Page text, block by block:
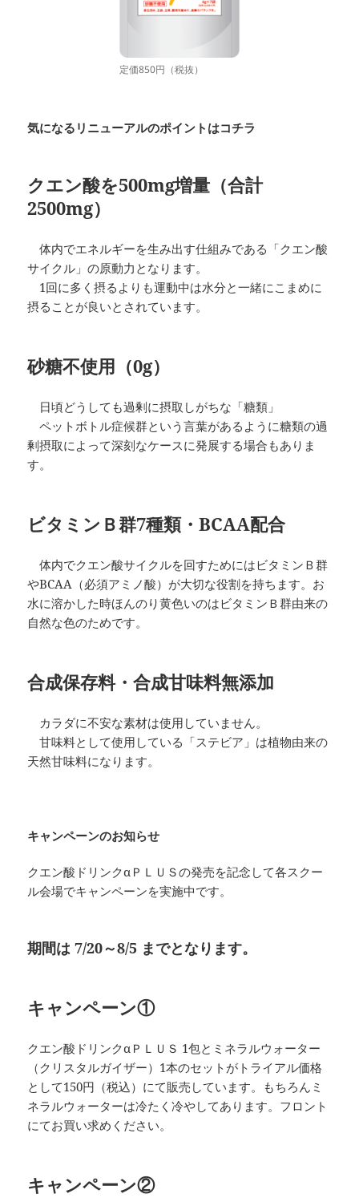
定価850円（税抜）
気になるリニューアルのポイントはコチラ
クエン酸を500mg増量（合計
2500mg）
体内でエネルギーを生み出す仕組みである「クエン酸
サイクル」の原動力となります。
1回に多く摂るよりも運動中は水分と一緒にこまめに
摂ることが良いとされています。
砂糖不使用（0g）
日頃どうしても過剰に摂取しがちな「糖類」
ペットボトル症候群という言葉があるように糖類の過
剰摂取によって深刻なケースに発展する場合もありま
す。
ビタミンＢ群7種類・BCAA配合
体内でクエン酸サイクルを回すためにはビタミンＢ群
やBCAA（必須アミノ酸）が大切な役割を持ちます。お
水に溶かした時ほんのり黄色いのはビタミンＢ群由来の
自然な色のためです。
合成保存料・合成甘味料無添加
カラダに不安な素材は使用していません。
甘味料として使用している「ステビア」は植物由来の
天然甘味料になります。
キャンペーンのお知らせ
クエン酸ドリンクαＰＬＵＳの発売を記念して各スクー
ル会場でキャンペーンを実施中です。
期間は 7/20～8/5 までとなります。
キャンペーン①
クエン酸ドリンクαＰＬＵＳ 1包とミネラルウォーター
（クリスタルガイザー）1本のセットがトライアル価格
として150円（税込）にて販売しています。もちろんミ
ネラルウォーターは冷たく冷やしてあります。フロント
にてお買い求めください。
キャンペーン②